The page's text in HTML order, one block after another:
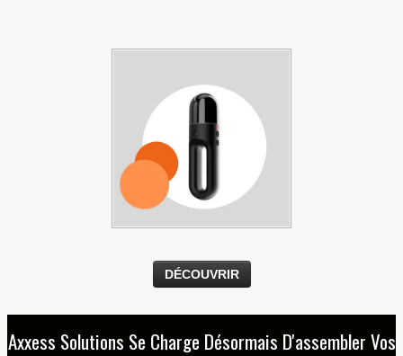
DÉCOUVRIR
Axxess Solutions Se Charge Désormais D'assembler Vos